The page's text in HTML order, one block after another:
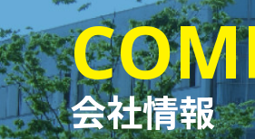
会社情報